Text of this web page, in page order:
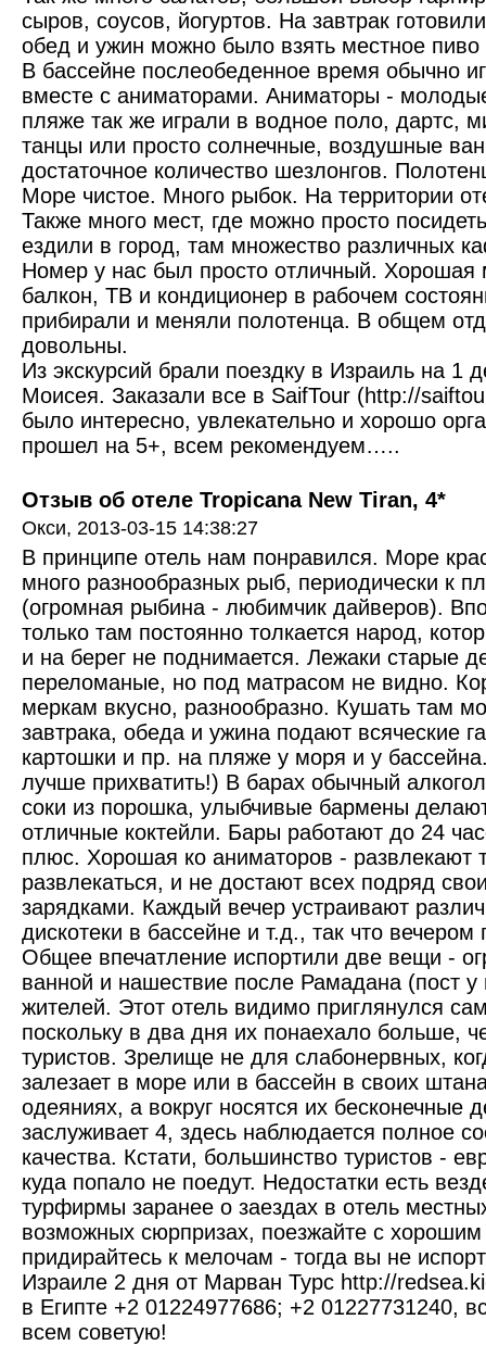
сыров, соусов, йогуртов. На завтрак
обед и ужин можно было взять местное
В бассейне послеобеденное время обычно
вместе с аниматорами. Аниматоры -
пляже так же играли в водное поло, дартс,
танцы или просто солнечные, воздушные
достаточное количество шезлонгов.
Море чистое. Много рыбок. На территории
Также много мест, где можно просто
ездили в город, там множество различных
Номер у нас был просто отличный. Хорошая
балкон, ТВ и кондиционер в рабочем
прибирали и меняли полотенца. В общем
довольны.
Из экскурсий брали поездку в Израиль на 1
Моисея. Заказали все в SaifTour (http://
было интересно, увлекательно и хорошо
прошел на 5+, всем рекомендуем…..
Отзыв об отеле Tropicana New Tiran, 4*
Окси, 2013-03-15 14:38:27
В принципе отель нам понравился. Море
много разнообразных рыб, периодически к
(огромная рыбина - любимчик дайверов).
только там постоянно толкается народ,
и на берег не поднимается. Лежаки старые
переломаные, но под матрасом не видно.
меркам вкусно, разнообразно. Кушать там
завтрака, обеда и ужина подают всяческие
картошки и пр. на пляже у моря и у
лучше прихватить!) В барах обычный
соки из порошка, улыбчивые бармены делают
отличные коктейли. Бары работают до 24
плюс. Хорошая ко аниматоров - развлекают
развлекаться, и не достают всех подряд
зарядками. Каждый вечер устраивают
дискотеки в бассейне и т.д., так что
Общее впечатление испортили две вещи -
ванной и нашествие после Рамадана (пост
жителей. Этот отель видимо приглянулся
поскольку в два дня их понаехало больше,
туристов. Зрелище не для слабонервных,
залезает в море или в бассейн в своих
одеяниях, а вокруг носятся их бесконечные
заслуживает 4, здесь наблюдается полное
качества. Кстати, большинство туристов -
куда попало не поедут. Недостатки есть
турфирмы заранее о заездах в отель
возможных сюрпризах, поезжайте с
придирайтесь к мелочам - тогда вы не
Израиле 2 дня от Марван Турс http://
в Египте +2 01224977686; +2 01227731240,
всем советую!